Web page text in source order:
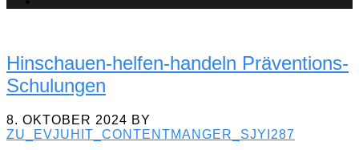
Hinschauen-helfen-handeln Präventions-
Schulungen
8. OKTOBER 2024 BY
ZU_EVJUHIT_CONTENTMANGER_SJYI287